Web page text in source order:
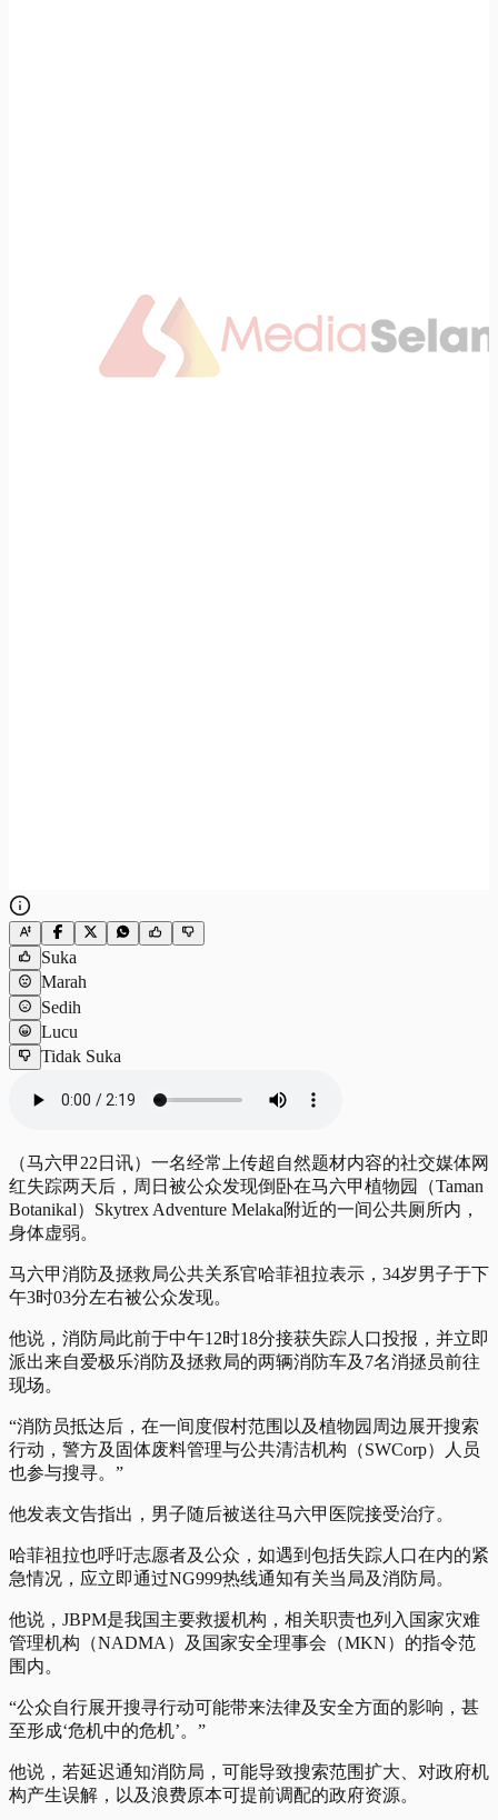
Suka
Marah
Sedih
Lucu
Tidak Suka
（马六甲22日讯）一名经常上传超自然题材内容的社交媒体网
红失踪两天后，周日被公众发现倒卧在马六甲植物园（Taman
Botanikal）Skytrex Adventure Melaka附近的一间公共厕所内，
身体虚弱。
马六甲消防及拯救局公共关系官哈菲祖拉表示，34岁男子于下
午3时03分左右被公众发现。
他说，消防局此前于中午12时18分接获失踪人口投报，并立即
派出来自爱极乐消防及拯救局的两辆消防车及7名消拯员前往
现场。
“消防员抵达后，在一间度假村范围以及植物园周边展开搜索
行动，警方及固体废料管理与公共清洁机构（SWCorp）人员
也参与搜寻。”
他发表文告指出，男子随后被送往马六甲医院接受治疗。
哈菲祖拉也呼吁志愿者及公众，如遇到包括失踪人口在内的紧
急情况，应立即通过NG999热线通知有关当局及消防局。
他说，JBPM是我国主要救援机构，相关职责也列入国家灾难
管理机构（NADMA）及国家安全理事会（MKN）的指令范
围内。
“公众自行展开搜寻行动可能带来法律及安全方面的影响，甚
至形成‘危机中的危机’。”
他说，若延迟通知消防局，可能导致搜索范围扩大、对政府机
构产生误解，以及浪费原本可提前调配的政府资源。